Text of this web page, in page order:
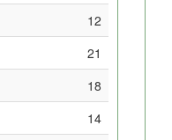
12
21
18
14